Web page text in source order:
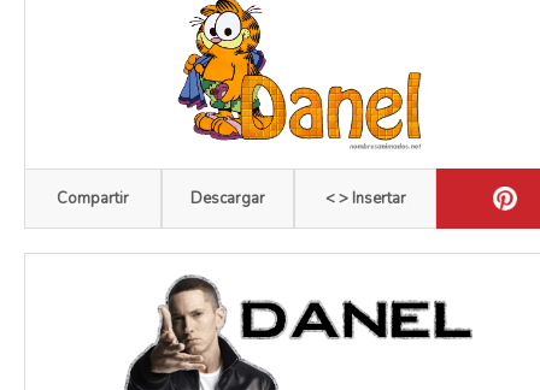
Compartir Descargar < > Insertar